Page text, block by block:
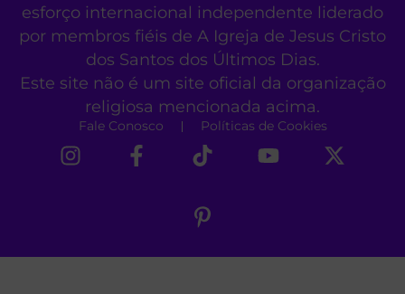
esforço internacional independente liderado
por membros fiéis de A Igreja de Jesus Cristo
dos Santos dos Últimos Dias.
Este site não é um site oficial da organização
religiosa mencionada acima.
Fale Conosco Políticas de Cookies